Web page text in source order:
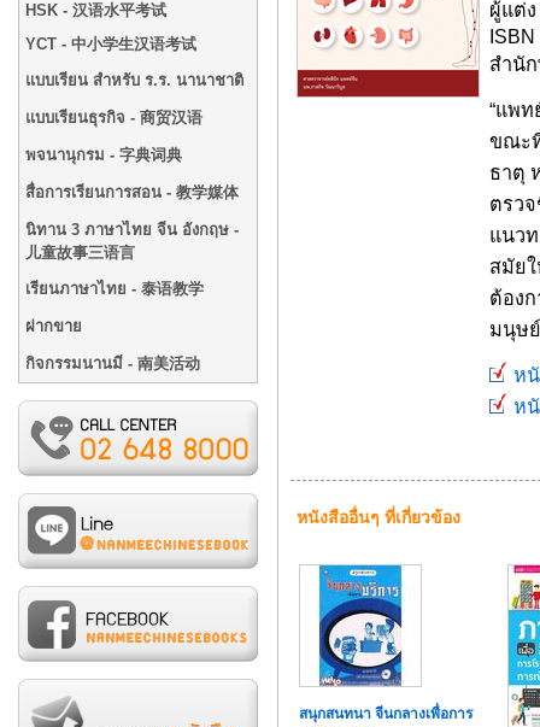
HSK - 汉语水平考试
YCT - 中小学生汉语考试
แบบเรียน สำหรับ ร.ร. นานาชาติ
แบบเรียนธุรกิจ - 商贸汉语
พจนานุกรม - 字典词典
สื่อการเรียนการสอน - 教学媒体
นิทาน 3 ภาษาไทย จีน อังกฤษ -
儿童故事三语言
เรียนภาษาไทย - 泰语教学
ฝากขาย
กิจกรรมนานมี - 南美活动
ผู้แต่
ISBN
สำนั
“แพ
ขณะ
ธาตุ
ตรว
แนว
สมัย
ต้องก
มนุษ
ห
ห
หนังสืออื่นๆ ที่เกี่ยวข้อง
สนุกสนทนา จีนกลางเพื่อการ